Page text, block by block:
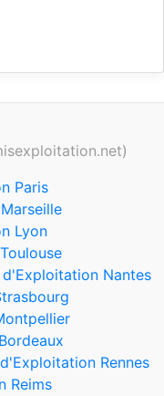
Paris
Lyon
d'Exploitation Nantes
Rennes
Reims